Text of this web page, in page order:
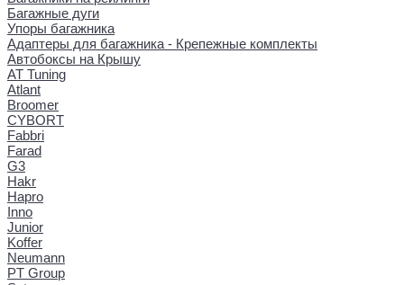
Багажные дуги
Упоры багажника
Адаптеры для багажника - Крепежные комплекты
Автобоксы на Крышу
AT Tuning
Atlant
Broomer
CYBORT
Fabbri
Farad
G3
Hakr
Hapro
Inno
Junior
Koffer
Neumann
PT Group